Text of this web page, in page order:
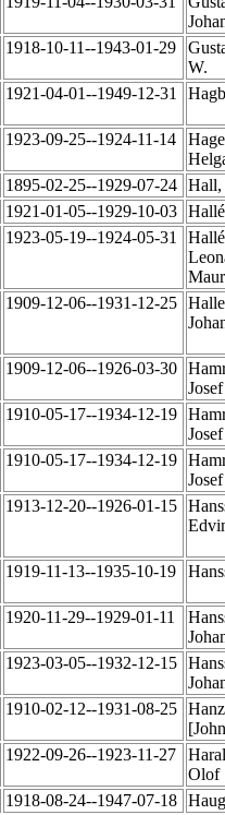
1918-10-11--1943-01-29
W.
1921-04-01--1949-12-31
1923-09-25--1924-11-14
1895-02-25--1929-07-24
1921-01-05--1929-10-03
1923-05-19--1924-05-31
1909-12-06--1931-12-25
1909-12-06--1926-03-30
1910-05-17--1934-12-19
1910-05-17--1934-12-19
1913-12-20--1926-01-15
1919-11-13--1935-10-19
1920-11-29--1929-01-11
1923-03-05--1932-12-15
1910-02-12--1931-08-25
1922-09-26--1923-11-27
Olof
1918-08-24--1947-07-18